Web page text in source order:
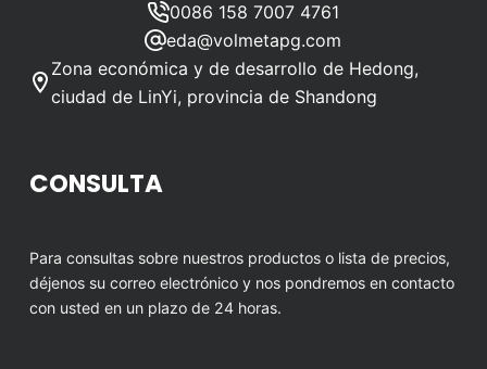
0086 158 7007 4761
eda@volmetapg.com
Zona económica y de desarrollo de Hedong,
ciudad de LinYi, provincia de Shandong
CONSULTA
Para consultas sobre nuestros productos o lista de precios,
déjenos su correo electrónico y nos pondremos en contacto
con usted en un plazo de 24 horas.